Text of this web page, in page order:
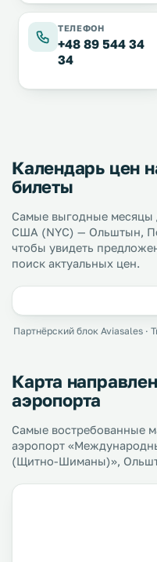
ТЕЛЕФОН
+48 89 544 34
34
Календарь цен
билеты
Самые выгодные месяцы
США (NYC) — Ольштын,
чтобы увидеть
поиск актуальных цен.
Партнёрский блок Aviasales ·
Карта
аэропорта
Самые востребованные
аэропорт
(Щитно-Шиманы)»,